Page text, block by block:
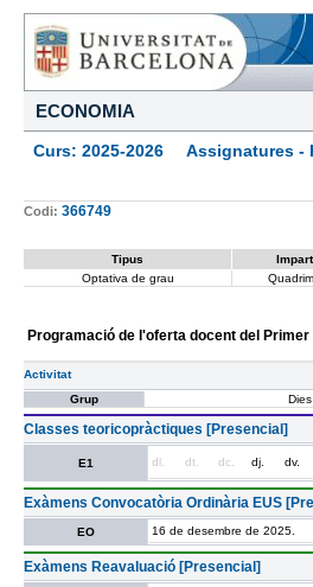
ECONOMIA
Curs: 2025-2026 Assignatures -
Codi: 366749
Tipus
Optativa de grau
Programació de l'oferta docent del
Activitat
Grup
Dies
Classes teoricopràctiques [Presencial]
E1 dl. dt. dc. dj. dv.
Exàmens Convocatòria Ordinària EUS
EO 16 de desembre de 2025.
Exàmens Reavaluació [Presencial]